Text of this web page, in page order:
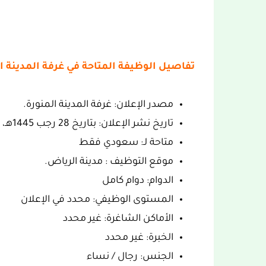
تفاصيل الوظيفة المتاحة في غرفة المدينة
مصدر الإعلان: غرفة المدينة المنورة.
تاريخ نشر الإعلان: بتاريخ 28 رجب 1445هـ، 09 فبراير 2024.
متاحة لـ: سعودي فقط
موقع التوظيف : مدينة الرياض.
الدوام: دوام كامل
المستوى الوظيفي: محدد في الإعلان
الأماكن الشاغرة: غير محدد
الخبرة: غير محدد
الجنس: رجال / نساء